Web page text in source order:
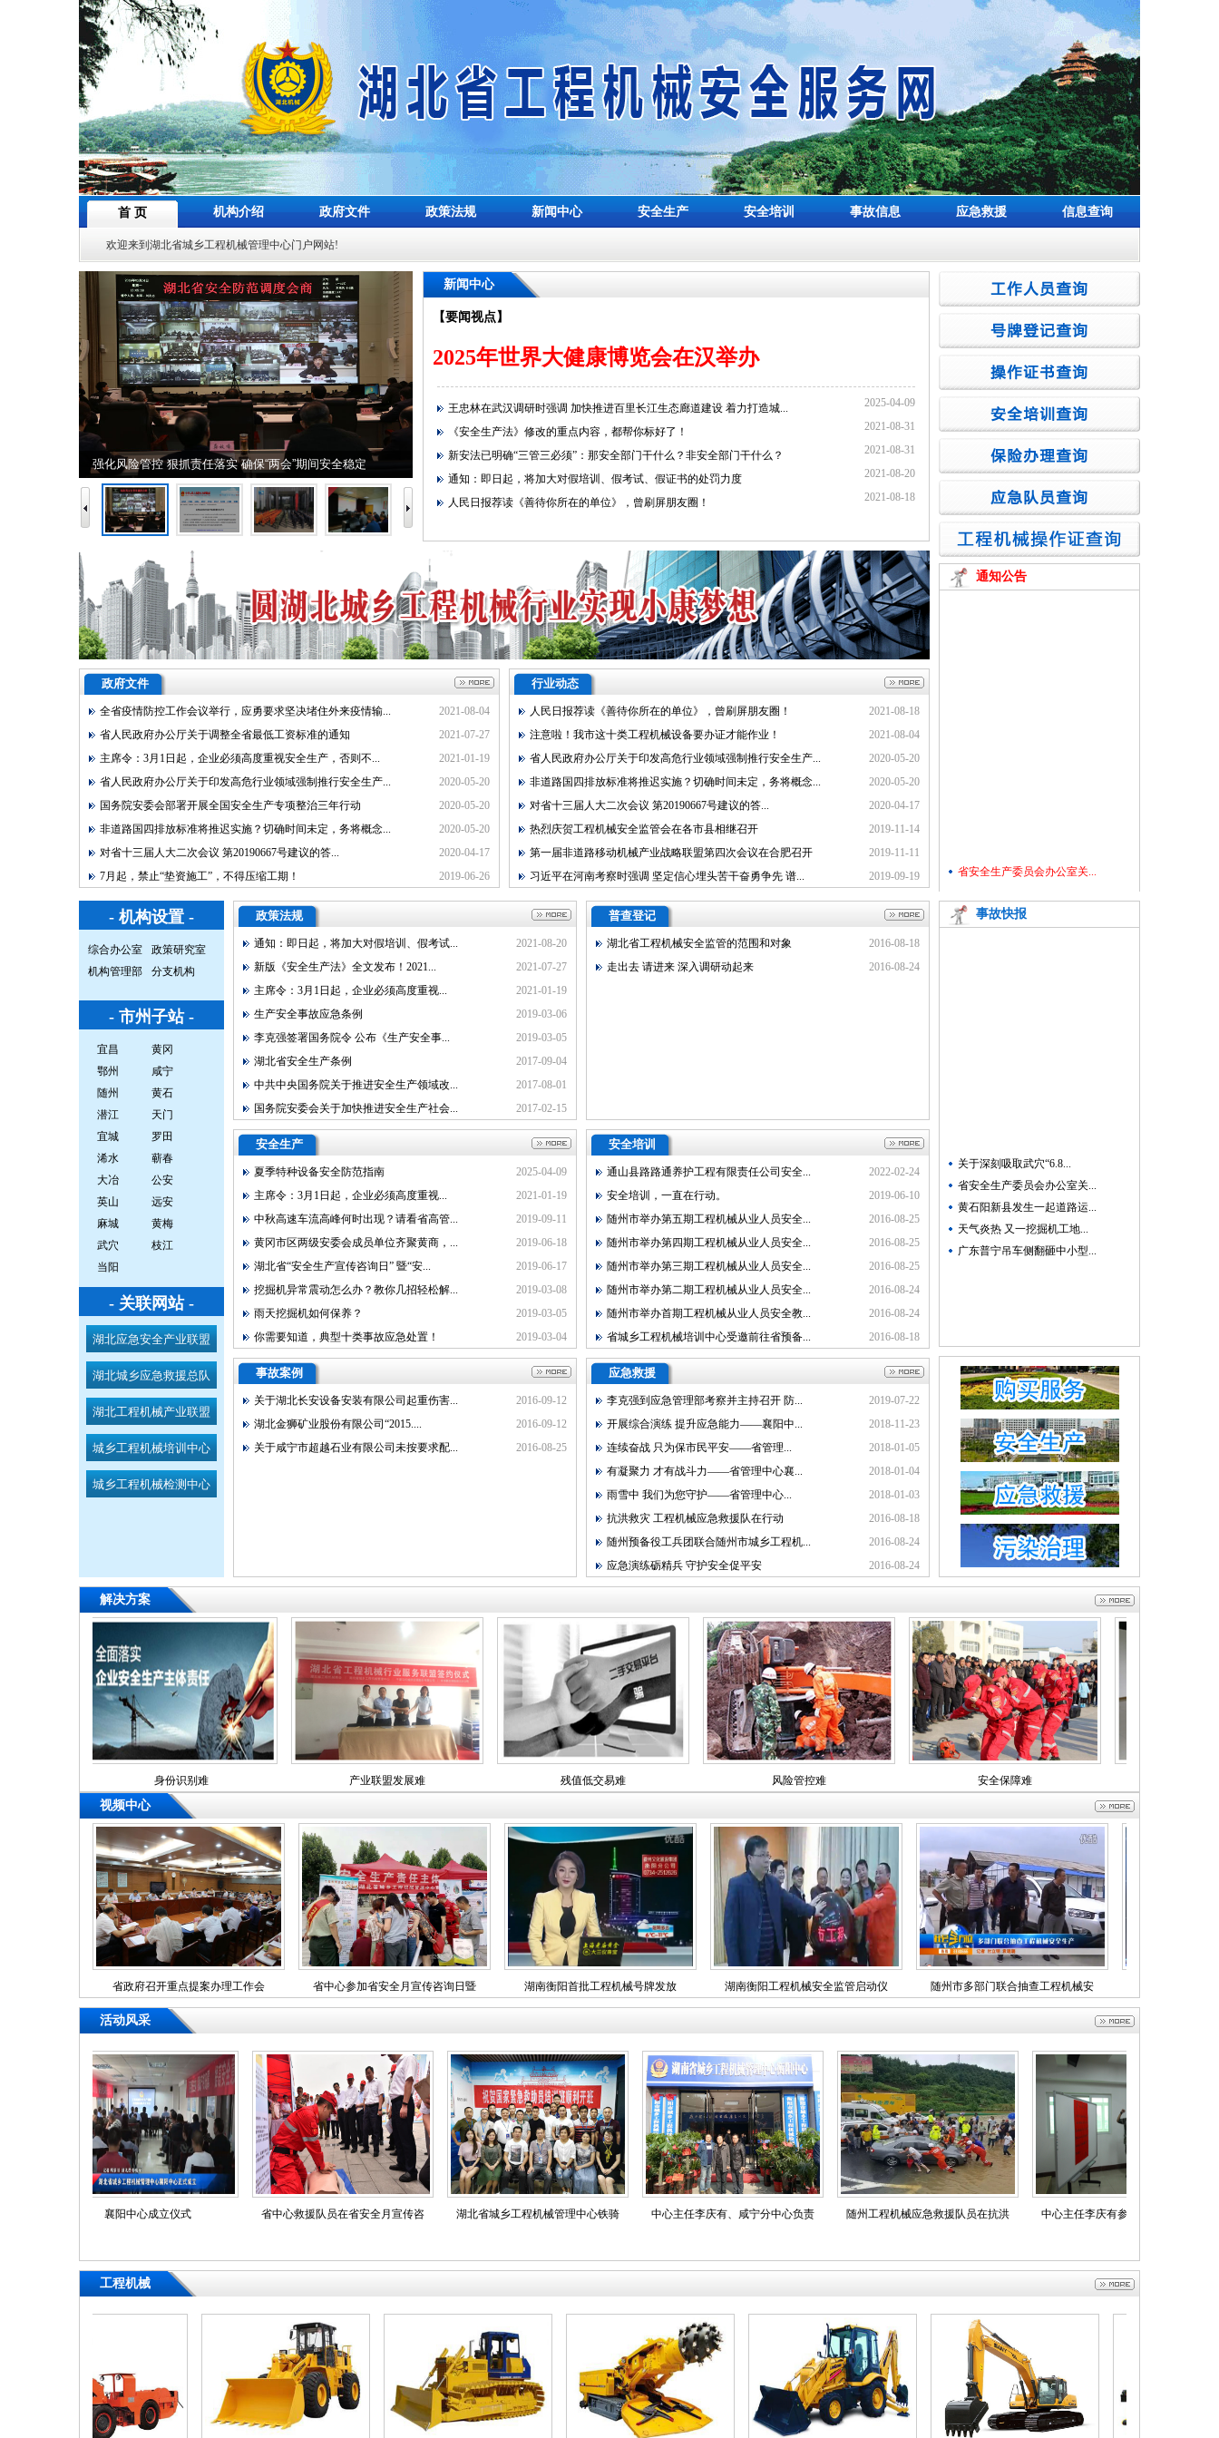
首 页 机构介绍 政府文件 政策法规 新闻中心 安全生产 安全培训 事故信息 应急救援 信息查询
欢迎来到湖北省城乡工程机械管理中心门户网站!
非道路工程机械排放限值和测量方法国家标准发布
新闻中心
【要闻视点】
2025年世界大健康博览会在汉举办
王忠林在武汉调研时强调 加快推进百里长江生态廊道建设 着力打造城... 2025-04-09
《安全生产法》修改的重点内容，都帮你标好了！ 2021-08-31
新安法已明确“三管三必须”：那安全部门干什么？非安全部门干什么？ 2021-08-31
通知：即日起，将加大对假培训、假考试、假证书的处罚力度 2021-08-20
人民日报荐读《善待你所在的单位》，曾刷屏朋友圈！ 2021-08-18
政府文件
全省疫情防控工作会议举行，应勇要求坚决堵住外来疫情输...
2021-08-04
省人民政府办公厅关于调整全省最低工资标准的通知
2021-07-27
主席令：3月1日起，企业必须高度重视安全生产，否则不...
2021-01-19
省人民政府办公厅关于印发高危行业领域强制推行安全生产...
2020-05-20
国务院安委会部署开展全国安全生产专项整治三年行动
2020-05-20
非道路国四排放标准将推迟实施？切确时间未定，务将概念...
2020-05-20
对省十三届人大二次会议 第20190667号建议的答...
2020-04-17
7月起，禁止“垫资施工”，不得压缩工期！
2019-06-26
行业动态
人民日报荐读《善待你所在的单位》，曾刷屏朋友圈！
2021-08-18
注意啦！我市这十类工程机械设备要办证才能作业！
2021-08-04
省人民政府办公厅关于印发高危行业领域强制推行安全生产...
2020-05-20
非道路国四排放标准将推迟实施？切确时间未定，务将概念...
2020-05-20
对省十三届人大二次会议 第20190667号建议的答...
2020-04-17
热烈庆贺工程机械安全监管会在各市县相继召开
2019-11-14
第一届非道路移动机械产业战略联盟第四次会议在合肥召开
2019-11-11
习近平在河南考察时强调 坚定信心埋头苦干奋勇争先 谱...
2019-09-19
通知公告
- 机构设置 -
综合办公室
政策研究室
机构管理部
分支机构
- 市州子站 -
宜昌
黄冈
鄂州
咸宁
随州
黄石
潜江
天门
宜城
罗田
浠水
蕲春
大冶
公安
英山
远安
麻城
黄梅
武穴
枝江
当阳
- 关联网站 -
湖北应急安全产业联盟
湖北城乡应急救援总队
湖北工程机械产业联盟
城乡工程机械培训中心
城乡工程机械检测中心
政策法规
通知：即日起，将加大对假培训、假考试...
2021-08-20
新版《安全生产法》全文发布！2021...
2021-07-27
主席令：3月1日起，企业必须高度重视...
2021-01-19
生产安全事故应急条例
2019-03-06
李克强签署国务院令 公布《生产安全事...
2019-03-05
湖北省安全生产条例
2017-09-04
中共中央国务院关于推进安全生产领域改...
2017-08-01
国务院安委会关于加快推进安全生产社会...
2017-02-15
普查登记
湖北省工程机械安全监管的范围和对象
2016-08-18
走出去 请进来 深入调研动起来
2016-08-24
安全生产
夏季特种设备安全防范指南
2025-04-09
主席令：3月1日起，企业必须高度重视...
2021-01-19
中秋高速车流高峰何时出现？请看省高管...
2019-09-11
黄冈市区两级安委会成员单位齐聚黄商，...
2019-06-18
湖北省“安全生产宣传咨询日” 暨“安...
2019-06-17
挖掘机异常震动怎么办？教你几招轻松解...
2019-03-08
雨天挖掘机如何保养？
2019-03-05
你需要知道，典型十类事故应急处置！
2019-03-04
安全培训
通山县路路通养护工程有限责任公司安全...
2022-02-24
安全培训，一直在行动。
2019-06-10
随州市举办第五期工程机械从业人员安全...
2016-08-25
随州市举办第四期工程机械从业人员安全...
2016-08-25
随州市举办第三期工程机械从业人员安全...
2016-08-25
随州市举办第二期工程机械从业人员安全...
2016-08-24
随州市举办首期工程机械从业人员安全教...
2016-08-24
省城乡工程机械培训中心受邀前往省预备...
2016-08-18
事故案例
关于湖北长安设备安装有限公司起重伤害...
2016-09-12
湖北金狮矿业股份有限公司“2015....
2016-09-12
关于咸宁市超越石业有限公司未按要求配...
2016-08-25
应急救援
李克强到应急管理部考察并主持召开 防...
2019-07-22
开展综合演练 提升应急能力——襄阳中...
2018-11-23
连续奋战 只为保市民平安——省管理...
2018-01-05
有凝聚力 才有战斗力——省管理中心襄...
2018-01-04
雨雪中 我们为您守护——省管理中心...
2018-01-03
抗洪救灾 工程机械应急救援队在行动
2016-08-18
随州预备役工兵团联合随州市城乡工程机...
2016-08-24
应急演练砺精兵 守护安全促平安
2016-08-24
事故快报
解决方案
视频中心
省政府召开重点提案办理工作会 省中心参加省安全月宣传咨询日暨 湖南衡阳首批工程机械号牌发放 湖南衡阳工程机械安全监管启动仪 随州市多部门联合抽查工程机械安
活动风采
襄阳中心成立仪式 省中心救援队员在省安全月宣传咨 湖北省城乡工程机械管理中心铁骑 中心主任李庆有、咸宁分中心负责 随州工程机械应急救援队员在抗洪 中心主任李庆有参加省军区预备役
工程机械